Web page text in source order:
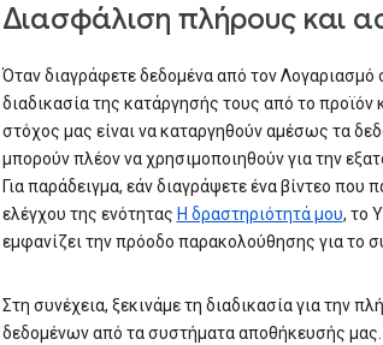
Διασφάλιση πλήρους και
Όταν διαγράφετε δεδομένα από τον Λογαριασμό
διαδικασία της κατάργησής τους από το προϊόν
στόχος μας είναι να καταργηθούν αμέσως τα
μπορούν πλέον να χρησιμοποιηθούν για την
Για παράδειγμα, εάν διαγράψετε ένα βίντεο
ελέγχου της ενότητας Η δραστηριότητά μου, το
εμφανίζει την πρόοδο παρακολούθησης για το
Στη συνέχεια, ξεκινάμε τη διαδικασία για την
δεδομένων από τα συστήματα αποθήκευσής